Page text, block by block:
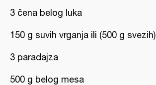
3 čena belog luka
150 g suvih vrganja ili (500 g svezih)
3 paradajza
500 g belog mesa